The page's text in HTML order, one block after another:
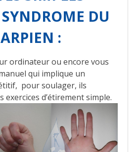
DU
:
ordinateur ou encore vous
qui implique un
pour soulager, ils
exercices d’étirement simple.